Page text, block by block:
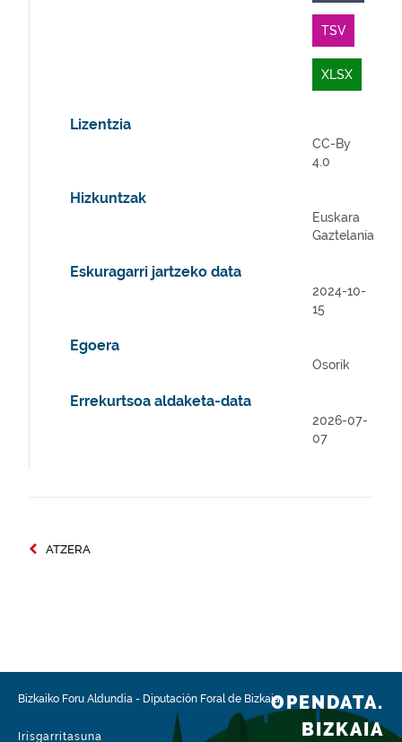
TSV
XLSX
Lizentzia
CC-By
4.0
Hizkuntzak
Euskara
Gaztelania
Eskuragarri jartzeko data
2024-10-
15
Egoera
Osorik
Errekurtsoa aldaketa-data
2026-07-
07
ATZERA
Bizkaiko Foru Aldundia - Diputación Foral de Bizkaia
Irisgarritasuna
OPENDATA.
BIZKAIA